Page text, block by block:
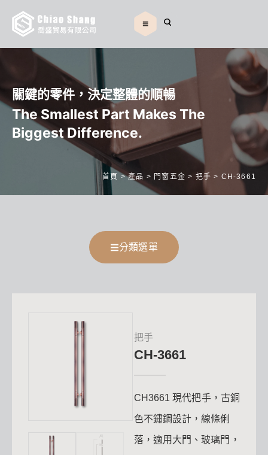
關鍵的零件，決定整體的順暢
The Smallest Part Makes The
Biggest Difference.
首頁 >產品 > 門窗五金 > 把手 > CH-3661
分類選單
把手
CH-3661
CH3661 現代把手，古銅
色不鏽鋼設計，線條俐
落，適用大門、玻璃門，